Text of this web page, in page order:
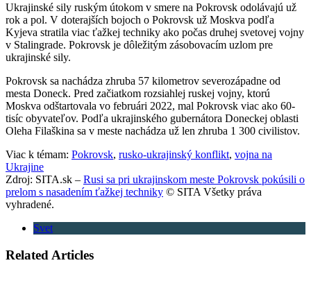
Ukrajinské sily ruským útokom v smere na Pokrovsk odolávajú už
rok a pol. V doterajších bojoch o Pokrovsk už Moskva podľa
Kyjeva stratila viac ťažkej techniky ako počas druhej svetovej vojny
v Stalingrade. Pokrovsk je dôležitým zásobovacím uzlom pre
ukrajinské sily.
Pokrovsk sa nachádza zhruba 57 kilometrov severozápadne od
mesta Doneck. Pred začiatkom rozsiahlej ruskej vojny, ktorú
Moskva odštartovala vo februári 2022, mal Pokrovsk viac ako 60-
tisíc obyvateľov. Podľa ukrajinského gubernátora Doneckej oblasti
Oleha Filaškina sa v meste nachádza už len zhruba 1 300 civilistov.
Viac k témam: Pokrovsk, rusko-ukrajinský konflikt, vojna na
Ukrajine
Zdroj: SITA.sk – Rusi sa pri ukrajinskom meste Pokrovsk pokúsili o
prelom s nasadením ťažkej techniky © SITA Všetky práva
vyhradené.
Svet
Related Articles